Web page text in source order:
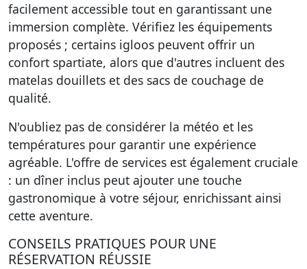
facilement accessible tout en garantissant une
immersion complète. Vérifiez les équipements
proposés ; certains igloos peuvent offrir un
confort spartiate, alors que d'autres incluent des
matelas douillets et des sacs de couchage de
qualité.
N'oubliez pas de considérer la météo et les
températures pour garantir une expérience
agréable. L'offre de services est également cruciale
: un dîner inclus peut ajouter une touche
gastronomique à votre séjour, enrichissant ainsi
cette aventure.
CONSEILS PRATIQUES POUR UNE
RÉSERVATION RÉUSSIE